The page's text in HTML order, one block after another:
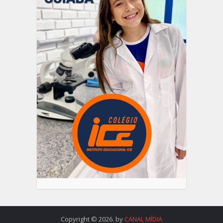
Copyright © 2026. by CANAL MÍDIA